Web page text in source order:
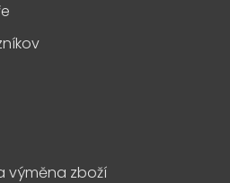
výměna zboží